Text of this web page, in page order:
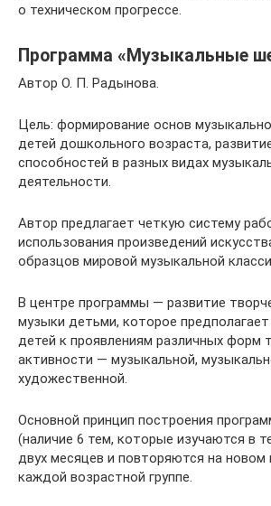
о техническом прогрессе.
Программа «Музыкальные
Автор О. П. Радынова.
Цель: формирование основ
детей дошкольного возраста,
способностей в разных видах
деятельности.
Автор предлагает четкую систему
использования произведений
образцов мировой музыкальной
В центре программы — развитие
музыки детьми, которое
детей к проявлениям различных форм
активности — музыкальной,
художественной.
Основной принцип построения
(наличие 6 тем, которые изучаются в
двух месяцев и повторяются на новом
каждой возрастной группе.